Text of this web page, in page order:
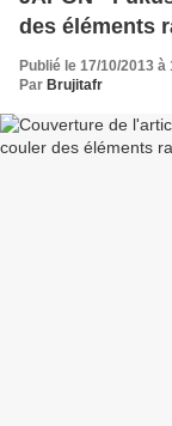
des éléments
Publié le 17/10/2013 à
Par Brujitafr